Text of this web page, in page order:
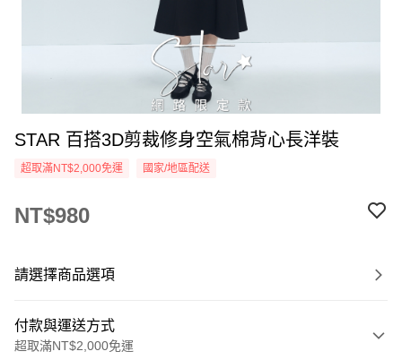
STAR 百搭3D剪裁修身空氣棉背心長洋裝
超取滿NT$2,000免運 國家/地區配送
NT$980
請選擇商品選項
付款與運送方式
超取滿NT$2,000免運